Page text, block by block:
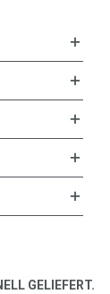
GELIEFERT.